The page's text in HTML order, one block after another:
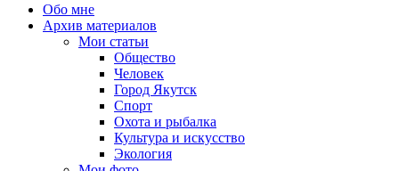
Обо мне
Архив материалов
Мои статьи
Общество
Человек
Город Якутск
Спорт
Охота и рыбалка
Культура и искусство
Экология